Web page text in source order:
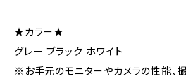
★カラー★
グレー ブラック ホワイト
※お手元のモニターやカメラの性能、